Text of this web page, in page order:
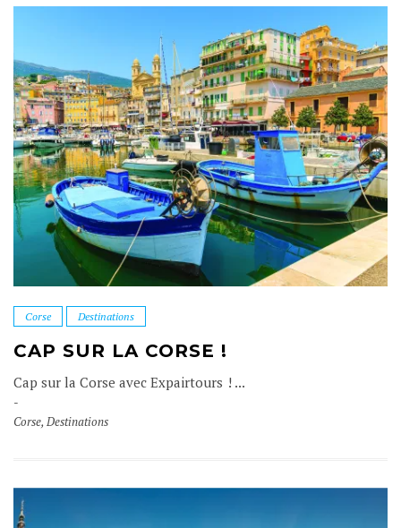
Corse Destinations
CAP SUR LA CORSE !
Cap sur la Corse avec Expairtours ! ...
Corse,Destinations